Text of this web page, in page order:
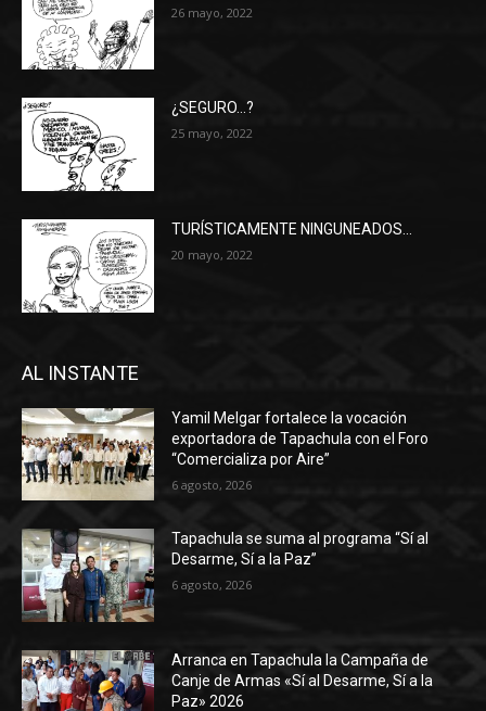
26 mayo, 2022
¿SEGURO…?
25 mayo, 2022
TURÍSTICAMENTE NINGUNEADOS…
20 mayo, 2022
AL INSTANTE
Yamil Melgar fortalece la vocación
exportadora de Tapachula con el Foro
“Comercializa por Aire”
6 agosto, 2026
Tapachula se suma al programa “Sí al
Desarme, Sí a la Paz”
6 agosto, 2026
Arranca en Tapachula la Campaña de
Canje de Armas «Sí al Desarme, Sí a la
Paz» 2026